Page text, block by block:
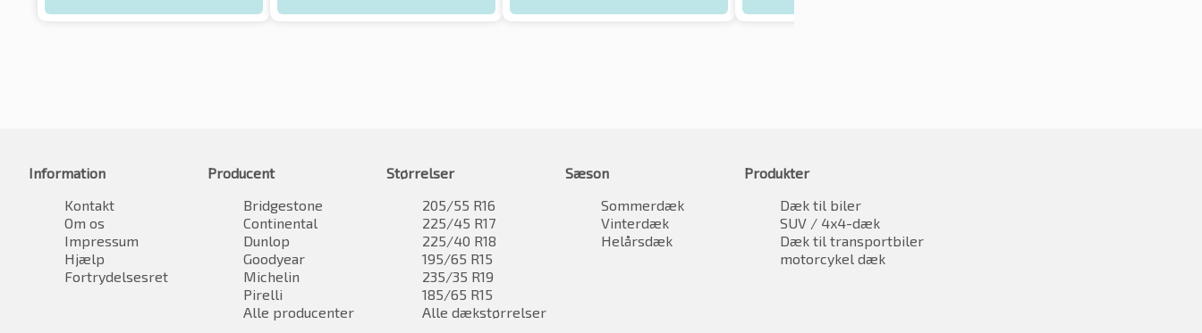
Information
Kontakt
Om os
Impressum
Hjælp
Fortrydelsesret
Producent
Bridgestone
Continental
Dunlop
Goodyear
Michelin
Pirelli
Alle producenter
Størrelser
205/55 R16
225/45 R17
225/40 R18
195/65 R15
235/35 R19
185/65 R15
Alle dækstørrelser
Sæson
Sommerdæk
Vinterdæk
Helårsdæk
Produkter
Dæk til biler
SUV / 4x4-dæk
Dæk til transportbiler
motorcykel dæk